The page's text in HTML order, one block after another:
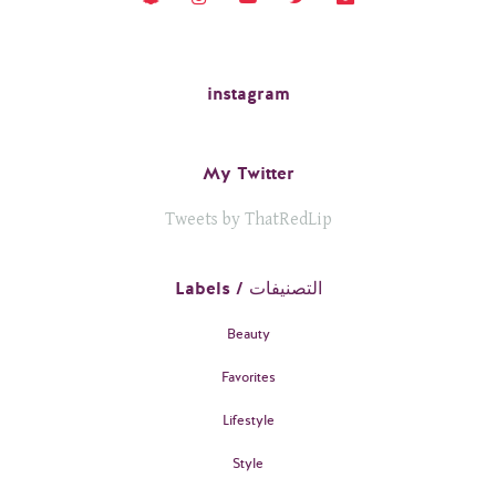
instagram
My Twitter
Tweets by ThatRedLip
Labels / التصنيفات
Beauty
Favorites
Lifestyle
Style